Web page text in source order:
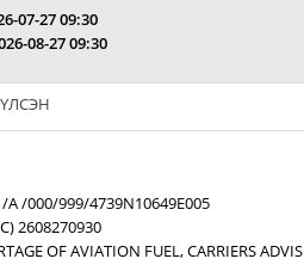
07-27 09:30
08-27 09:30
A /000/999/4739N10649E005
2608270930
OF AVIATION FUEL, CARRIERS